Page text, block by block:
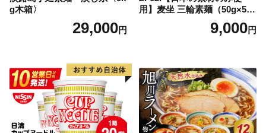
g木箱〉
29,000円
用】麦坐 三輪素麺（50g×5束
9,000円